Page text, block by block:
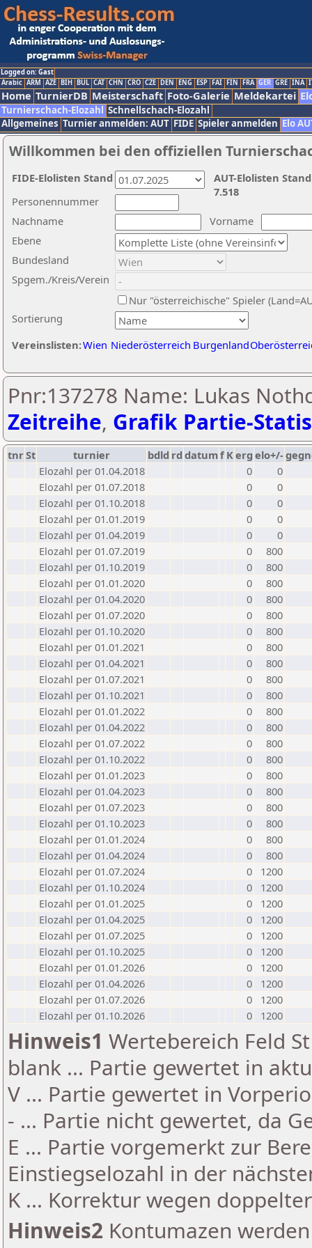
Logged on: Gast
Arabic ARM AZE BIH BUL CAT CHN CRO CZE DEN ENG ESP FAI FIN FRA GER GRE INA
Home TurnierDB Meisterschaft Foto-Galerie Meldekartei
Turnierschach-Elozahl Schnellschach-Elozahl
Allgemeines Turnier anmelden: AUT FIDE Spieler anmelden Elo
Willkommen bei den offiziellen
Nachname
Vorname
Ebene
Sortierung
Personennummer
Bundesland
Spgem./Kreis/Verein
Nur "österreichische" Spieler
Vereinslisten:Wien Niederösterreich Burgenland
AUT-Elolisten
7.518
FIDE-Elolisten Stand
Pnr:137278 Name: Lukas
Zeitreihe, Grafik Partie-
tnrSt turnier bdld rd datumf Kerg elo+/-
Elozahl per 01.04.2018
0
0
Elozahl per 01.07.2018
0
0
Elozahl per 01.10.2018
0
0
Elozahl per 01.01.2019
0
0
Elozahl per 01.04.2019
0
0
Elozahl per 01.07.2019
0
800
Elozahl per 01.10.2019
0
800
Elozahl per 01.01.2020
0
800
Elozahl per 01.04.2020
0
800
Elozahl per 01.07.2020
0
800
Elozahl per 01.10.2020
0
800
Elozahl per 01.01.2021
0
800
Elozahl per 01.04.2021
0
800
Elozahl per 01.07.2021
0
800
Elozahl per 01.10.2021
0
800
Elozahl per 01.01.2022
0
800
Elozahl per 01.04.2022
0
800
Elozahl per 01.07.2022
0
800
Elozahl per 01.10.2022
0
800
Elozahl per 01.01.2023
0
800
Elozahl per 01.04.2023
0
800
Elozahl per 01.07.2023
0
800
Elozahl per 01.10.2023
0
800
Elozahl per 01.01.2024
0
800
Elozahl per 01.04.2024
0
800
Elozahl per 01.07.2024
0
1200
Elozahl per 01.10.2024
0
1200
Elozahl per 01.01.2025
0
1200
Elozahl per 01.04.2025
0
1200
Elozahl per 01.07.2025
0
1200
Elozahl per 01.10.2025
0
1200
Elozahl per 01.01.2026
0
1200
Elozahl per 01.04.2026
0
1200
Elozahl per 01.07.2026
0
1200
Elozahl per 01.10.2026
0 1200
Hinweis1 Wertebereich Feld
blank ... Partie gewertet in
V ... Partie gewertet in
- ... Partie nicht gewertet, da
E ... Partie vorgemerkt zur
Einstiegselozahl in der
K ... Korrektur wegen
Hinweis2 Kontumazen